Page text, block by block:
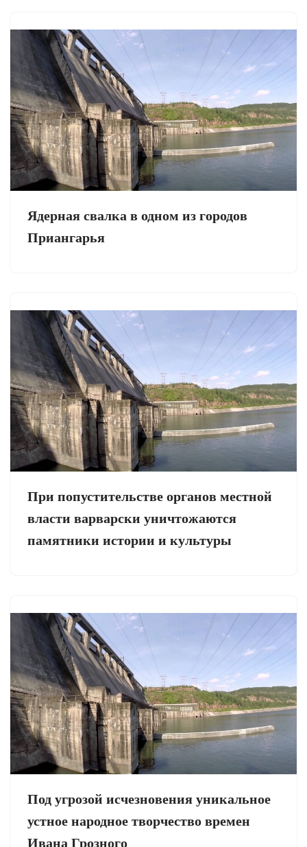
Ядерная свалка в одном из городов
Приангарья
При попустительстве органов местной
власти варварски уничтожаются
памятники истории и культуры
Под угрозой исчезновения уникальное
устное народное творчество времен
Ивана Грозного